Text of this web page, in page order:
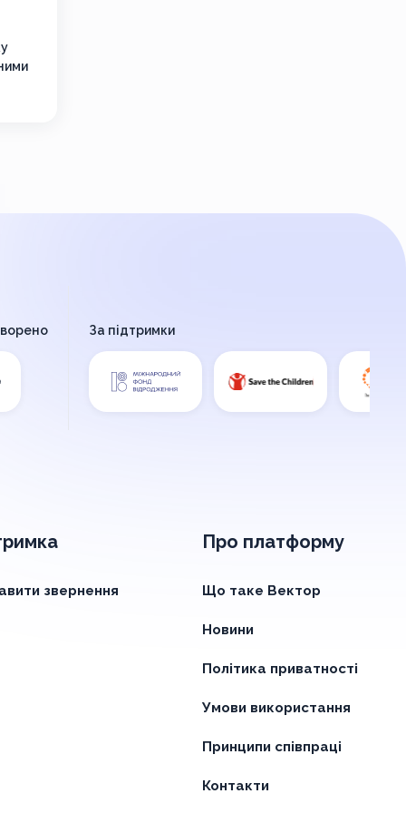
звернення
Про платформу
Що таке Вектор
Новини
Політика приватності
Умови використання
Принципи співпраці
Контакти
За підтримки